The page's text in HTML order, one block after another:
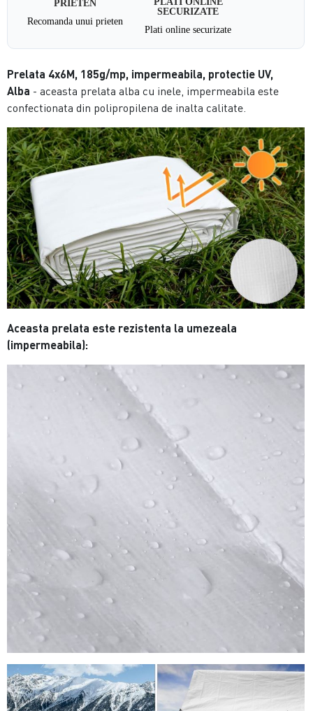
PRIETEN
Recomanda unui prieten
SECURIZATE
Plati online securizate
Prelata 4x6M, 185g/mp, impermeabila, protectie UV,
Alba - aceasta prelata alba cu inele, impermeabila este
confectionata din polipropilena de inalta calitate.
Aceasta prelata este rezistenta la umezeala
(impermeabila):